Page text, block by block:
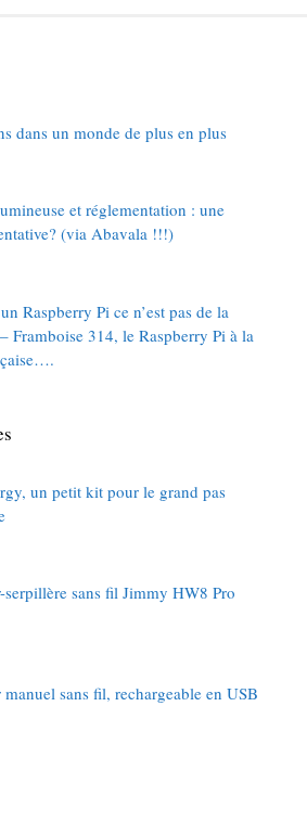
dans un monde de plus en plus
et réglementation : une
(via Abavala !!!)
Raspberry Pi ce n’est pas de la
Framboise 314, le Raspberry Pi à la
un petit kit pour le grand pas
serpillère sans fil Jimmy HW8 Pro
sans fil, rechargeable en USB